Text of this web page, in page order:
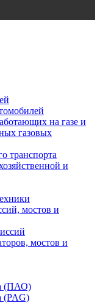
на газе и
газовых
транспорта
и
мостов и
мостов и
(ПАО)
(PAG)